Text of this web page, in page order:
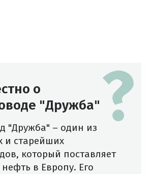
о
"Дружба"
"Дружба" – один из
и старейших
который поставляет
в Европу. Его